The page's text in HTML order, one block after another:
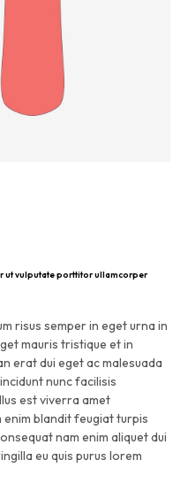
ut vulputate porttitor ullamcorper
risus semper in eget urna in
mauris tristique et in
erat dui eget ac malesuada
nunc facilisis
est viverra amet
blandit feugiat turpis
nam enim aliquet dui
eu quis purus lorem